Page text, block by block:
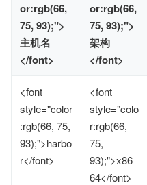
or:rgb(66,
75, 93);">
主机名
</font>
or:rgb(66,
75, 93);">
架构
</font>
<font
style="color
:rgb(66, 75,
93);">harbo
r</font>
<font
style="colo
r:rgb(66,
75,
93);">x86_
64</font>